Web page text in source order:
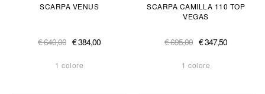
SCARPA VENUS
€ 640,00 € 384,00
1 colore
SCARPA CAMILLA 110 TOP
VEGAS
€ 695,00 € 347,50
1 colore